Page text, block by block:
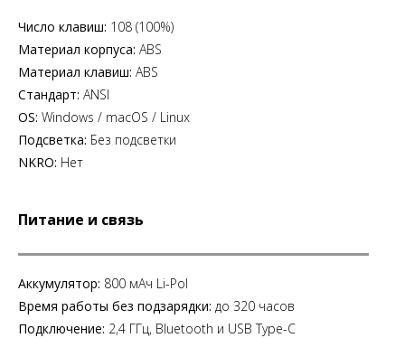
Число клавиш: 108 (100%)
Материал корпуса: ABS
Материал клавиш: ABS
Стандарт: ANSI
OS: Windows / macOS / Linux
Подсветка: Без подсветки
NKRO: Нет
Питание и связь
Аккумулятор: 800 мАч Li-Pol
Время работы без подзарядки: до 320 часов
Подключение: 2,4 ГГц, Bluetooth и USB Type-C